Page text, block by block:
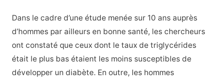
Dans le cadre d’une étude menée sur 10 ans auprès
d’hommes par ailleurs en bonne santé, les chercheurs
ont constaté que ceux dont le taux de triglycérides
était le plus bas étaient les moins susceptibles de
développer un diabète. En outre, les hommes